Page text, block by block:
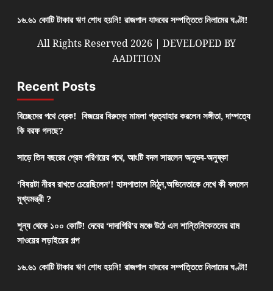
১৬.৬১ কোটি টাকার ঋণ শোধ হয়নি! রাজপাল যাদবের সম্পত্তিতে নিলামের ঘণ্টা!
All Rights Reserved 2026 | DEVELOPED BY
AADITION
Recent Posts
বিচ্ছেদের পথে ব্রেক! বিজয়ের বিরুদ্ধে মামলা প্রত্যাহার করলেন সঙ্গীতা, দাম্পত্যে
কি বরফ গলছে?
সাড়ে তিন বছরের প্রেম পরিণয়ের পথে, আংটি বদল সারলেন অনুভব-অনুষ্কা
‘বিষয়টা নীরব রাখতে চেয়েছিলেন’! হাসপাতালে মিঠুন,অভিনেতাকে দেখে কী বললেন
মুখ্যমন্ত্রী ?
শূন্য থেকে ১০০ কোটি! দেবের ‘দাদাগিরি’র মঞ্চে উঠে এল শান্তিনিকেতনের রাম
সাওয়ের লড়াইয়ের গল্প
১৬.৬১ কোটি টাকার ঋণ শোধ হয়নি! রাজপাল যাদবের সম্পত্তিতে নিলামের ঘণ্টা!